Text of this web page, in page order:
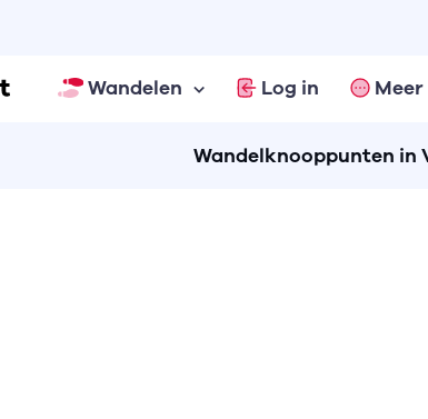
Wandelen Log in Meer
Wandelknooppunten in